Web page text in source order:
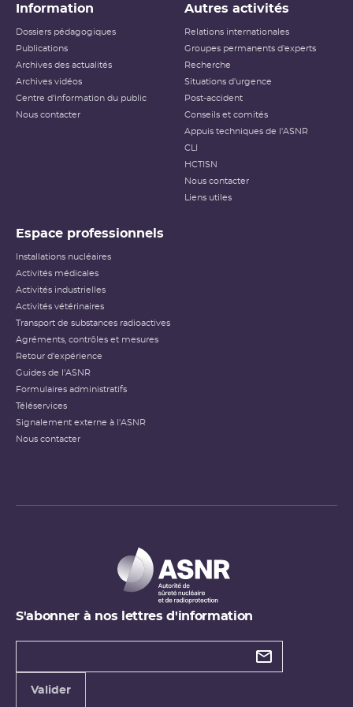
Information
Dossiers pédagogiques
Publications
Archives des actualités
Archives vidéos
Centre d'information du public
Nous contacter
Autres activités
Relations internationales
Groupes permanents d'experts
Recherche
Situations d'urgence
Post-accident
Conseils et comités
Appuis techniques de l'ASNR
CLI
HCTISN
Nous contacter
Liens utiles
Espace professionnels
Installations nucléaires
Activités médicales
Activités industrielles
Activités vétérinaires
Transport de substances radioactives
Agréments, contrôles et mesures
Retour d'expérience
Guides de l'ASNR
Formulaires administratifs
Téléservices
Signalement externe à l'ASNR
Nous contacter
S'abonner à nos lettres d'information
Types de
Valider